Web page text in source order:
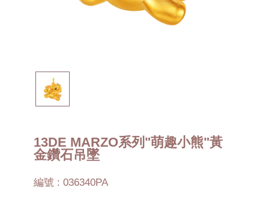
13DE MARZO系列"萌趣小熊"黃
金鑽石吊墜
編號 : 036340PA